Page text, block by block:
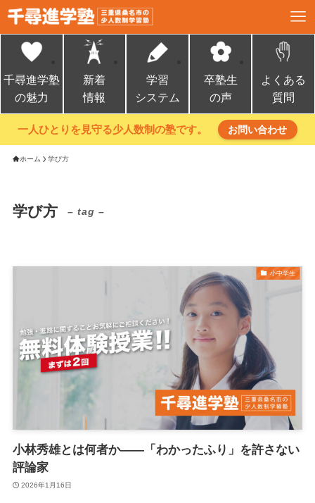
千尋進学塾
の魅力
新着
情報
学習
システム
卒塾生
の声
よくある
質問
一人ひとりを見守る少人数制の塾です。 お問い合わせ
ホーム 学び方
学び方 – tag –
小中学生
小林秀雄とは何者か――「わかったふり」を許さない
評論家
2026年1月16日